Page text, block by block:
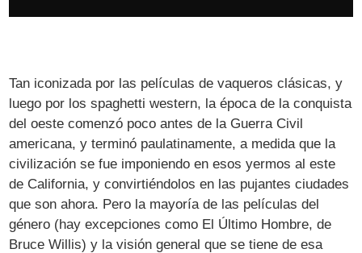
Tan iconizada por las películas de vaqueros clásicas, y
luego por los spaghetti western, la época de la conquista
del oeste comenzó poco antes de la Guerra Civil
americana, y terminó paulatinamente, a medida que la
civilización se fue imponiendo en esos yermos al este
de California, y convirtiéndolos en las pujantes ciudades
que son ahora. Pero la mayoría de las películas del
género (hay excepciones como El Último Hombre, de
Bruce Willis) y la visión general que se tiene de esa